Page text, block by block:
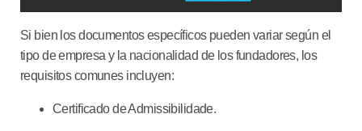
Si bien los documentos específicos pueden variar según el
tipo de empresa y la nacionalidad de los fundadores, los
requisitos comunes incluyen:
Certificado de Admissibilidade.